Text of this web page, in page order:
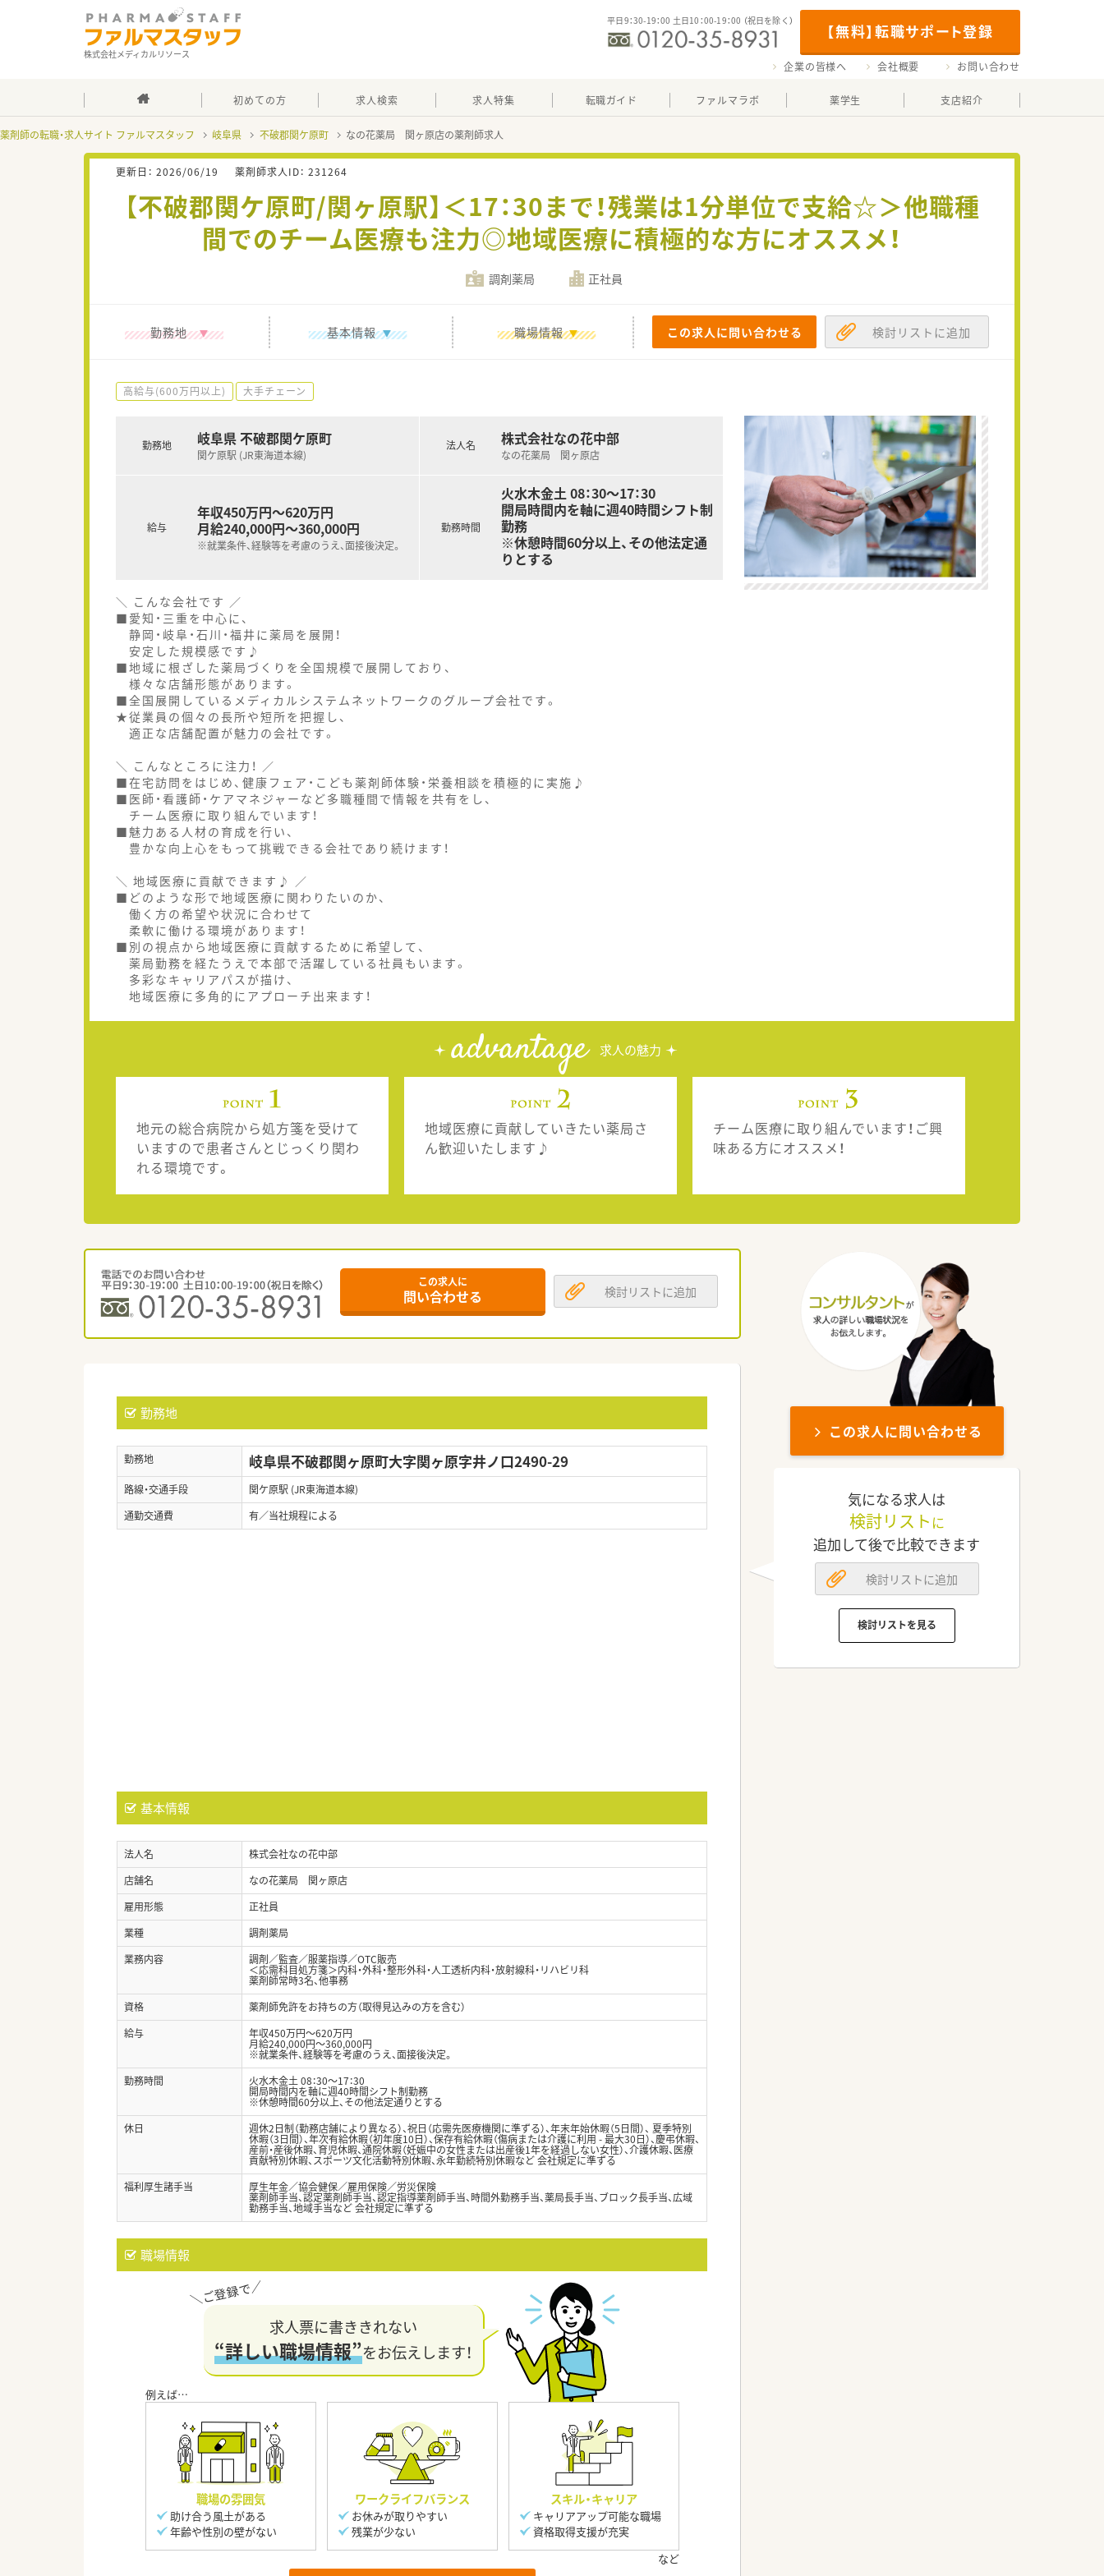
株式会社メディカルリソース
【無料】転職サポート登録
平日9：30-19：00 土日10：00-19：00 （祝日を除く）
企業の皆様へ 会社概要 お問い合わせ
初めての方 求人検索 求人特集 転職ガイド ファルマラボ 薬学生 支店紹介
薬剤師の転職・求人サイト ファルマスタッフ 岐阜県 不破郡関ケ原町 なの花薬局 関ヶ原店の薬剤師求人
更新日： 2026/06/19 薬剤師求人ID： 231264
【不破郡関ケ原町/関ヶ原駅】＜17：30まで！残業は1分単位で支給☆＞他職種
間でのチーム医療も注力◎地域医療に積極的な方にオススメ！
調剤薬局 正社員
勤務地 基本情報 職場情報 この求人に問い合わせる 検討リストに追加
高給与(600万円以上) 大手チェーン
勤務地 岐阜県 不破郡関ケ原町
関ケ原駅 (JR東海道本線)
給与
年収450万円～620万円
月給240,000円～360,000円
※就業条件、経験等を考慮のうえ、面接後決定。
法人名 株式会社なの花中部
なの花薬局 関ヶ原店
勤務時間
火水木金土 08：30～17：30
開局時間内を軸に週40時間シフト制
勤務
※休憩時間60分以上、その他法定通
りとする
＼ こんな会社です ／
■愛知・三重を中心に、
静岡・岐阜・石川・福井に薬局を展開！
安定した規模感です♪
■地域に根ざした薬局づくりを全国規模で展開しており、
様々な店舗形態があります。
■全国展開しているメディカルシステムネットワークのグループ会社です。
★従業員の個々の長所や短所を把握し、
適正な店舗配置が魅力の会社です。
＼ こんなところに注力！ ／
■在宅訪問をはじめ、健康フェア・こども薬剤師体験・栄養相談を積極的に実施♪
■医師・看護師・ケアマネジャーなど多職種間で情報を共有をし、
チーム医療に取り組んでいます！
■魅力ある人材の育成を行い、
豊かな向上心をもって挑戦できる会社であり続けます！
＼ 地域医療に貢献できます♪ ／
■どのような形で地域医療に関わりたいのか、
働く方の希望や状況に合わせて
柔軟に働ける環境があります！
■別の視点から地域医療に貢献するために希望して、
薬局勤務を経たうえで本部で活躍している社員もいます。
多彩なキャリアパスが描け、
地域医療に多角的にアプローチ出来ます！
advantage 求人の魅力
地元の総合病院から処方箋を受けて
いますので患者さんとじっくり関わ
れる環境です。
地域医療に貢献していきたい薬局さ
ん歓迎いたします♪
チーム医療に取り組んでいます！ご興
味ある方にオススメ！
この求人に
問い合わせる 検討リストに追加
勤務地
勤務地 岐阜県不破郡関ヶ原町大字関ヶ原字井ノ口2490-29
路線・交通手段
関ケ原駅 (JR東海道本線)
通勤交通費
有／当社規程による
基本情報
法人名
株式会社なの花中部
店舗名
なの花薬局 関ヶ原店
雇用形態
正社員
業種
調剤薬局
業務内容
調剤／監査／服薬指導／OTC販売
＜応需科目処方箋＞内科・外科・整形外科・人工透析内科・放射線科・リハビリ科
薬剤師常時3名、他事務
資格
薬剤師免許をお持ちの方（取得見込みの方を含む）
給与
年収450万円～620万円
月給240,000円～360,000円
※就業条件、経験等を考慮のうえ、面接後決定。
勤務時間
火水木金土 08：30～17：30
開局時間内を軸に週40時間シフト制勤務
※休憩時間60分以上、その他法定通りとする
休日
週休2日制（勤務店舗により異なる）、祝日（応需先医療機関に準ずる）、年末年始休暇（5日間）、 夏季特別
休暇（3日間）、年次有給休暇（初年度10日）、保存有給休暇（傷病または介護に利用 - 最大30日）、慶弔休暇、
産前・産後休暇、育児休暇、通院休暇（妊娠中の女性または出産後1年を経過しない女性）、介護休暇、医療
貢献特別休暇、スポーツ文化活動特別休暇、永年勤続特別休暇など 会社規定に準ずる
福利厚生諸手当
厚生年金／協会健保／雇用保険／労災保険
薬剤師手当、認定薬剤師手当、認定指導薬剤師手当、時間外勤務手当、薬局長手当、ブロック長手当、広域
勤務手当、地域手当など 会社規定に準ずる
職場情報
求人票に書ききれない
“詳しい職場情報”をお伝えします！
職場の雰囲気
助け合う風土がある
年齢や性別の壁がない
ワークライフバランス
お休みが取りやすい
残業が少ない
スキル・キャリア
キャリアアップ可能な職場
資格取得支援が充実
この求人に問い合わせる
気になる求人は
検討リスト に
追加して後で比較できます
検討リストに追加
検討リストを見る